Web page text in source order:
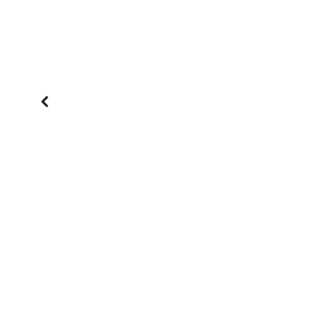
Réalisé avec ♥ par